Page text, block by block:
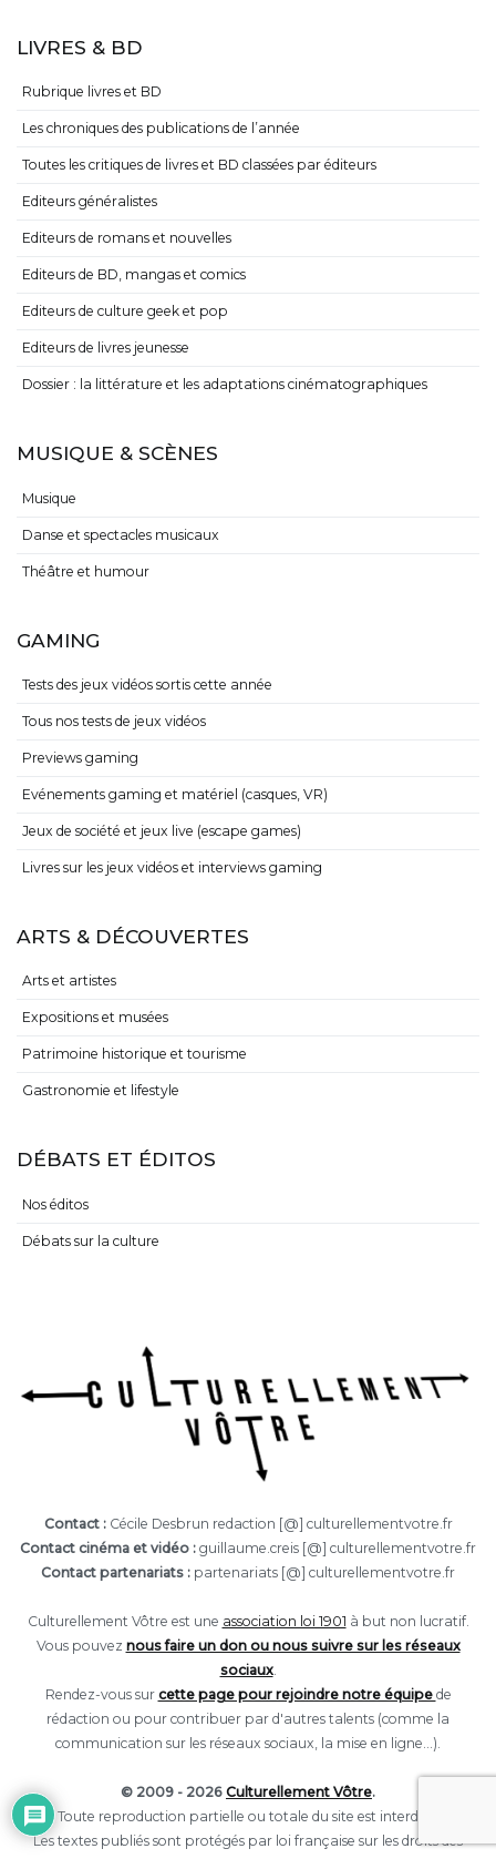
LIVRES & BD
Rubrique livres et BD
Les chroniques des publications de l’année
Toutes les critiques de livres et BD classées par éditeurs
Editeurs généralistes
Editeurs de romans et nouvelles
Editeurs de BD, mangas et comics
Editeurs de culture geek et pop
Editeurs de livres jeunesse
Dossier : la littérature et les adaptations cinématographiques
MUSIQUE & SCÈNES
Musique
Danse et spectacles musicaux
Théâtre et humour
GAMING
Tests des jeux vidéos sortis cette année
Tous nos tests de jeux vidéos
Previews gaming
Evénements gaming et matériel (casques, VR)
Jeux de société et jeux live (escape games)
Livres sur les jeux vidéos et interviews gaming
ARTS & DÉCOUVERTES
Arts et artistes
Expositions et musées
Patrimoine historique et tourisme
Gastronomie et lifestyle
DÉBATS ET ÉDITOS
Nos éditos
Débats sur la culture
Contact :Cécile Desbrun redaction [@] culturellementvotre.fr
Contact cinéma et vidéo : guillaume.creis [@] culturellementvotre.fr
Contact partenariats : partenariats [@] culturellementvotre.fr
Culturellement Vôtre est une association loi 1901 à but non lucratif.
Vous pouvez nous faire un don ou nous suivre sur les réseaux
sociaux.
Rendez-vous sur cette page pour rejoindre notre équipe de
rédaction ou pour contribuer par d'autres talents (comme la
communication sur les réseaux sociaux, la mise en ligne...).
© 2009 - 2026 Culturellement Vôtre.
Toute reproduction partielle ou totale du site est interdite.
Les textes publiés sont protégés par loi française sur les droits des